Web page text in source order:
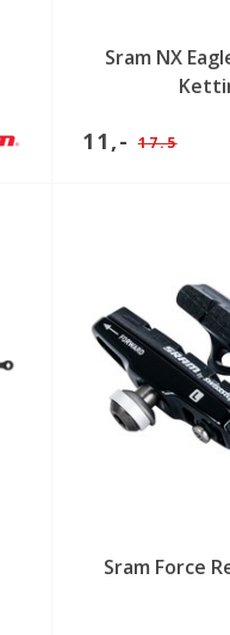
Sram NX
11,-17.5
Sram Force